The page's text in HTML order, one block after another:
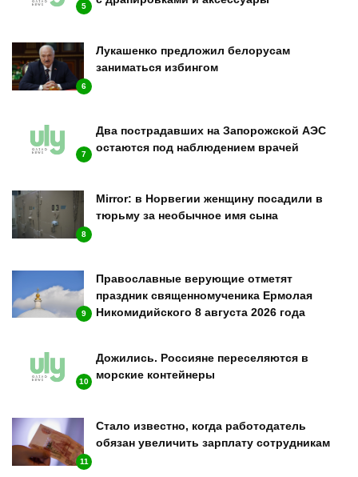
5
6
Лукашенко предложил белорусам
заниматься избингом
7
Два пострадавших на Запорожской АЭС
остаются под наблюдением врачей
8
Mirror: в Норвегии женщину посадили в
тюрьму за необычное имя сына
9
Православные верующие отметят
праздник священномученика Ермолая
Никомидийского 8 августа 2026 года
10
Дожились. Россияне переселяются в
морские контейнеры
11
Стало известно, когда работодатель
обязан увеличить зарплату сотрудникам